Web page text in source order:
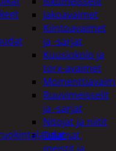
Jakoavaimet
Kiintoavaimet
ja -sarjat
Kuusiokolo ja
torx-avaimet
Ruuvimeisselit
ja -sarjat
Nitojat ja niitit
Tuurnat,